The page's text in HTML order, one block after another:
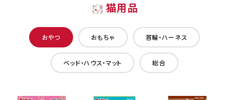
猫用品
おやつ おもちゃ 首輪・ハーネス
ベッド・ハウス・マット 総合